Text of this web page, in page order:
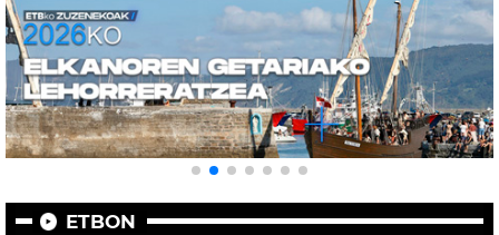
ETBON